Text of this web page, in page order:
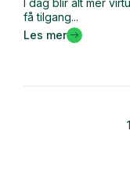
få tilgang...
Les mer
1